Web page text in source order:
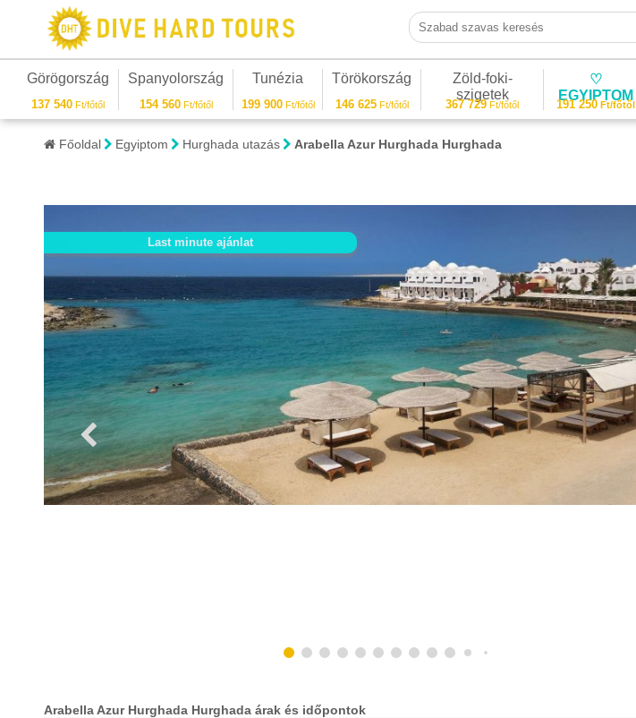
Szabad szavas keresés
Görögország
137 540 Ft/főtől
Spanyolország
154 560Ft/főtől
Tunézia
199 900Ft/főtől
Törökország
146 625Ft/főtől
Zöld-foki-
szigetek
367 729 Ft/főtől
♡
EGYIPTOM
191 250Ft/főtől
Főoldal Egyiptom Hurghada utazás Arabella Azur Hurghada Hurghada
Last minute ajánlat
Arabella Azur Hurghada Hurghada árak és időpontok